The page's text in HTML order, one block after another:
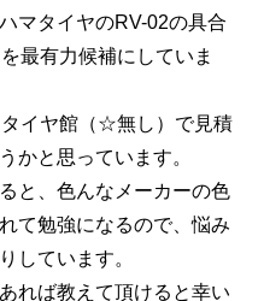
マタイヤのRV-02の具合
最有力候補にしていま
イヤ館（☆無し）で見積
かと思っています。
と、色んなメーカーの色
て勉強になるので、悩み
しています。
れば教えて頂けると幸い